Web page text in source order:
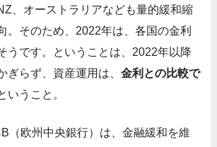
、オーストラリアなども量的緩和縮
。そのため、2022年は、各国の金利
うです。ということは、2022年以降
ぎらず、資産運用は、 金利との比較で
いうこと。
（欧州中央銀行）は、金融緩和を維